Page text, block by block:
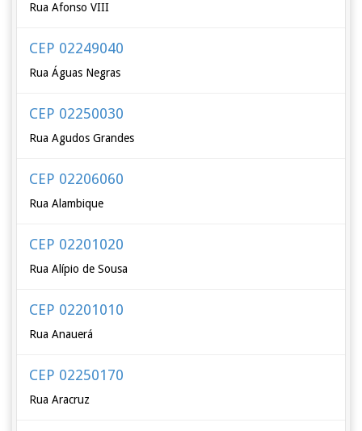
Rua Afonso VIII
CEP 02249040
Rua Águas Negras
CEP 02250030
Rua Agudos Grandes
CEP 02206060
Rua Alambique
CEP 02201020
Rua Alípio de Sousa
CEP 02201010
Rua Anauerá
CEP 02250170
Rua Aracruz